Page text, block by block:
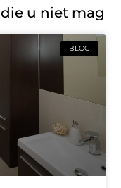
die u niet mag
BLOG